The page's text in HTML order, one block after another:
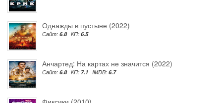
Однажды в пустыне (2022)
Сайт: 6.8 КП: 6.5
Анчартед: На картах не значится (2022)
Сайт: 6.8 КП: 7.1 IMDB: 6.7